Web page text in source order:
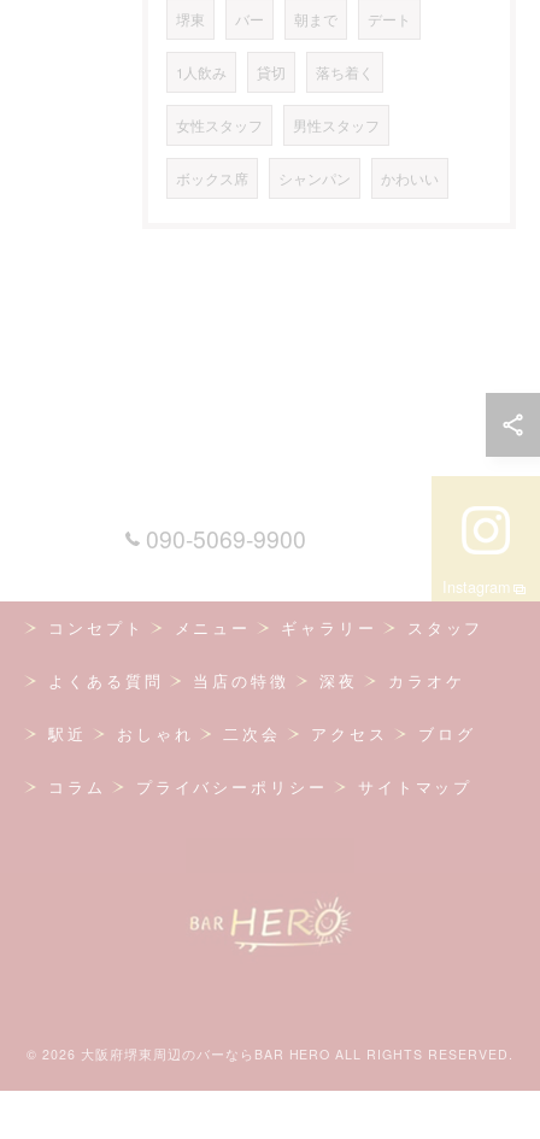
堺東 バー 朝まで デート
1人飲み 貸切 落ち着く
女性スタッフ 男性スタッフ
ボックス席 シャンパン かわいい
090-5069-9900
Instagram
コンセプト メニュー ギャラリー スタッフ
よくある質問 当店の特徴 深夜 カラオケ
駅近 おしゃれ 二次会 アクセス ブログ
コラム プライバシーポリシー サイトマップ
© 2026 大阪府堺東周辺のバーならBAR HERO ALL RIGHTS RESERVED.